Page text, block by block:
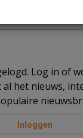
in gebruik.
Log in of
het nieuws,
Inloggen